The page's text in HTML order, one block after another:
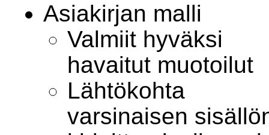
Asiakirjan malli
Valmiit hyväksi
havaitut muotoilut
Lähtökohta
varsinaisen